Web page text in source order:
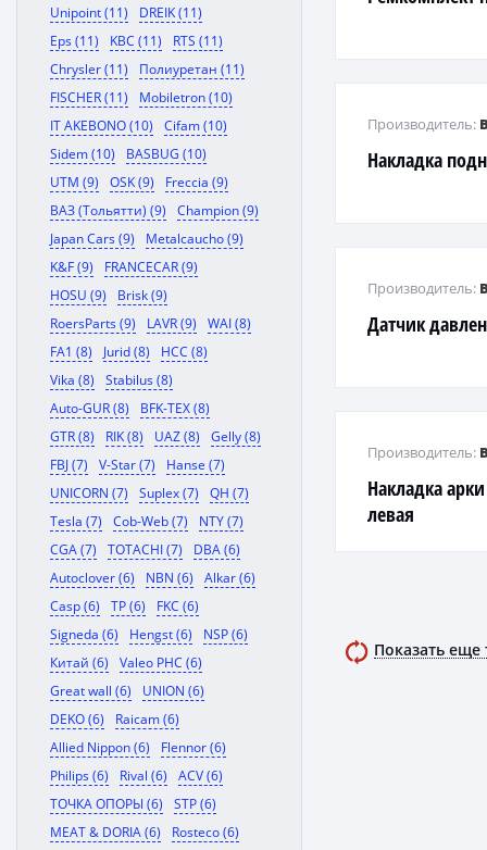
Unipoint (11)
DREIK (11)
Eps (11)
KBC (11)
RTS (11)
Chrysler (11)
Полиуретан (11)
FISCHER (11)
Mobiletron (10)
IT AKEBONO (10)
Cifam (10)
Sidem (10)
BASBUG (10)
UTM (9)
OSK (9)
Freccia (9)
ВАЗ (Тольятти) (9)
Champion (9)
Japan Cars (9)
Metalcaucho (9)
K&F (9)
FRANCECAR (9)
HOSU (9)
Brisk (9)
RoersParts (9)
LAVR (9)
WAI (8)
FA1 (8)
Jurid (8)
HCC (8)
Vika (8)
Stabilus (8)
Auto-GUR (8)
BFK-TEX (8)
GTR (8)
RIK (8) UAZ (8)
Gelly (8)
FBJ (7)
V-Star (7)
Hanse (7)
UNICORN (7)
Suplex (7)
QH (7)
Tesla (7)
Cob-Web (7)
NTY (7)
CGA (7)
TOTACHI (7)
DBA (6)
Autoclover (6)
NBN (6)
Alkar (6)
Casp (6)
TP (6)
FKC (6)
Signeda (6)
Hengst (6)
NSP (6)
Китай (6)
Valeo PHC (6)
Great wall (6)
UNION (6)
DEKO (6)
Raicam (6)
Allied Nippon (6)
Flennor (6)
Philips (6)
Rival (6)
ACV (6)
ТОЧКА ОПОРЫ (6)
STP (6)
MEAT & DORIA (6)
Rosteco (6)
Накладка
Производитель:
Датчик
Производитель:
Накладка
левая
Производитель:
Показать еще